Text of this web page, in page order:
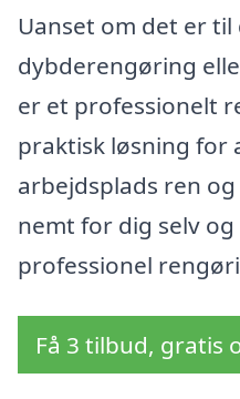
Uanset om det er
dybderengøring
er et professionelt
praktisk løsning for
arbejdsplads ren
nemt for dig selv
professionel
Få 3 tilbud, gratis